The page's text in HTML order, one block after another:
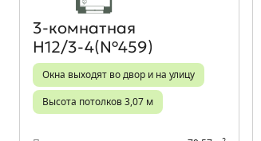
3‑комнатная
Н12/3-4(№459)
Окна выходят во двор и на улицу
Высота потолков 3,07 м